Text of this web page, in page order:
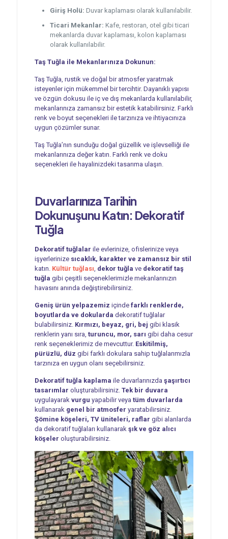
Giriş Holü: Duvar kaplaması olarak kullanılabilir.
Ticari Mekanlar: Kafe, restoran, otel gibi ticari
mekanlarda duvar kaplaması, kolon kaplaması
olarak kullanılabilir.
Taş Tuğla ile Mekanlarınıza Dokunun:
Taş Tuğla, rustik ve doğal bir atmosfer yaratmak
isteyenler için mükemmel bir tercihtir. Dayanıklı yapısı
ve özgün dokusu ile iç ve dış mekanlarda kullanılabilir,
mekanlarınıza zamansız bir estetik katabilirsiniz. Farklı
renk ve boyut seçenekleri ile tarzınıza ve ihtiyacınıza
uygun çözümler sunar.
Taş Tuğla’nın sunduğu doğal güzellik ve işlevselliği ile
mekanlarınıza değer katın. Farklı renk ve doku
seçenekleri ile hayalinizdeki tasarıma ulaşın.
Duvarlarınıza Tarihin
Dokunuşunu Katın: Dekoratif
Tuğla
Dekoratif tuğlalar ile evlerinize, ofislerinize veya
işyerlerinize sıcaklık, karakter ve zamansız bir stil
katın. Kültür tuğlası dekor tuğla ve dekoratif taş
tuğla gibi çeşitli seçeneklerimizle mekanlarınızın
havasını anında değiştirebilirsiniz.
Geniş ürün yelpazemiz içinde farklı renklerde,
boyutlarda ve dokularda dekoratif tuğlalar
bulabilirsiniz. Kırmızı, beyaz, gri, bej gibi klasik
renklerin yanı sıra, turuncu, mor, sarı gibi daha cesur
renk seçeneklerimiz de mevcuttur. Eskitilmiş,
pürüzlü, düz gibi farklı dokulara sahip tuğlalarımızla
tarzınıza en uygun olanı seçebilirsiniz.
Dekoratif tuğla kaplama ile duvarlarınızda şaşırtıcı
tasarımlar oluşturabilirsiniz. Tek bir duvara
uygulayarak vurgu yapabilir veya tüm duvarlarda
kullanarak genel bir atmosfer yaratabilirsiniz.
Şömine köşeleri, TV üniteleri, raflar gibi alanlarda
da dekoratif tuğlaları kullanarak şık ve göz alıcı
köşeler oluşturabilirsiniz.